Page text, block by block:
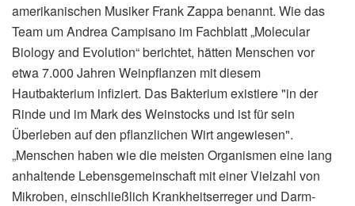
amerikanischen Musiker Frank Zappa benannt. Wie das
Team um Andrea Campisano im Fachblatt „Molecular
Biology and Evolution“ berichtet, hätten Menschen vor
etwa 7.000 Jahren Weinpflanzen mit diesem
Hautbakterium infiziert. Das Bakterium existiere "in der
Rinde und im Mark des Weinstocks und ist für sein
Überleben auf den pflanzlichen Wirt angewiesen".
„Menschen haben wie die meisten Organismen eine lang
anhaltende Lebensgemeinschaft mit einer Vielzahl von
Mikroben, einschließlich Krankheitserreger und Darm-